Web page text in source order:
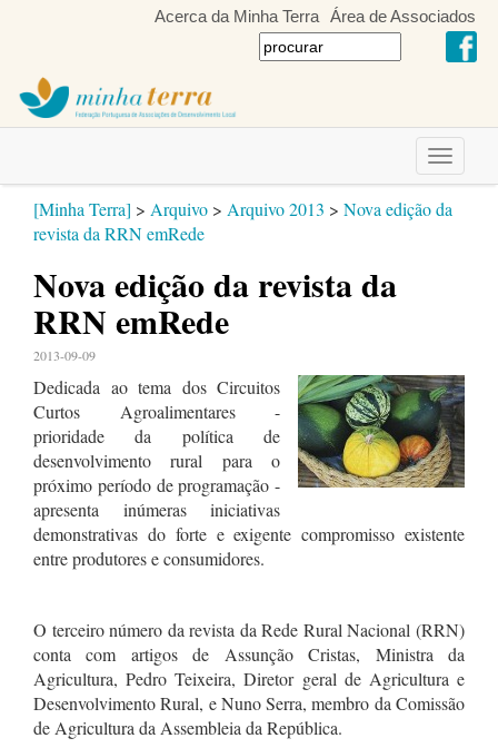
Acerca da Minha Terra Área de Associados
Toggle
[Minha Terra] > Arquivo > Arquivo 2013 > Nova edição da
revista da RRN emRede
Nova edição da revista da
RRN emRede
2013-09-09
Dedicada ao tema dos Circuitos
Curtos Agroalimentares -
prioridade da política de
desenvolvimento rural para o
próximo período de programação -
apresenta inúmeras iniciativas
demonstrativas do forte e exigente compromisso existente
entre produtores e consumidores.
O terceiro número da revista da Rede Rural Nacional (RRN)
conta com artigos de Assunção Cristas, Ministra da
Agricultura, Pedro Teixeira, Diretor geral de Agricultura e
Desenvolvimento Rural, e Nuno Serra, membro da Comissão
de Agricultura da Assembleia da República.